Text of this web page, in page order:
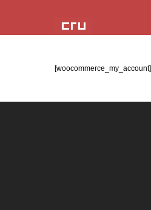
[woocommerce_my_account]